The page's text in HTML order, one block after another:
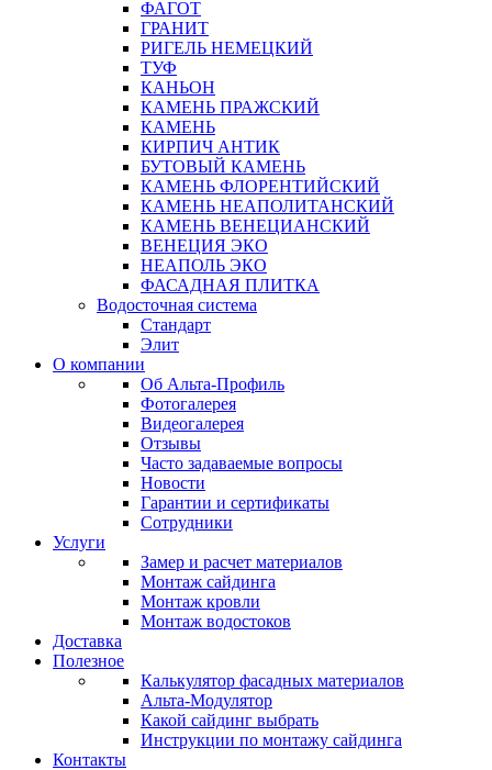
ФАГОТ
ГРАНИТ
РИГЕЛЬ НЕМЕЦКИЙ
ТУФ
КАНЬОН
КАМЕНЬ ПРАЖСКИЙ
КАМЕНЬ
КИРПИЧ АНТИК
БУТОВЫЙ КАМЕНЬ
КАМЕНЬ ФЛОРЕНТИЙСКИЙ
КАМЕНЬ НЕАПОЛИТАНСКИЙ
КАМЕНЬ ВЕНЕЦИАНСКИЙ
ВЕНЕЦИЯ ЭКО
НЕАПОЛЬ ЭКО
ФАСАДНАЯ ПЛИТКА
Водосточная система
Стандарт
Элит
О компании
Об Альта-Профиль
Фотогалерея
Видеогалерея
Отзывы
Часто задаваемые вопросы
Новости
Гарантии и сертификаты
Сотрудники
Услуги
Замер и расчет материалов
Монтаж сайдинга
Монтаж кровли
Монтаж водостоков
Доставка
Полезное
Калькулятор фасадных материалов
Альта-Модулятор
Какой сайдинг выбрать
Инструкции по монтажу сайдинга
Контакты